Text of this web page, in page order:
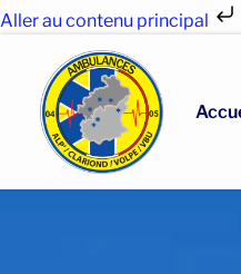
Aller au contenu principal